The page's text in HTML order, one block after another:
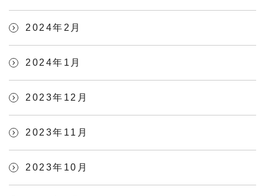
2024年2月
2024年1月
2023年12月
2023年11月
2023年10月